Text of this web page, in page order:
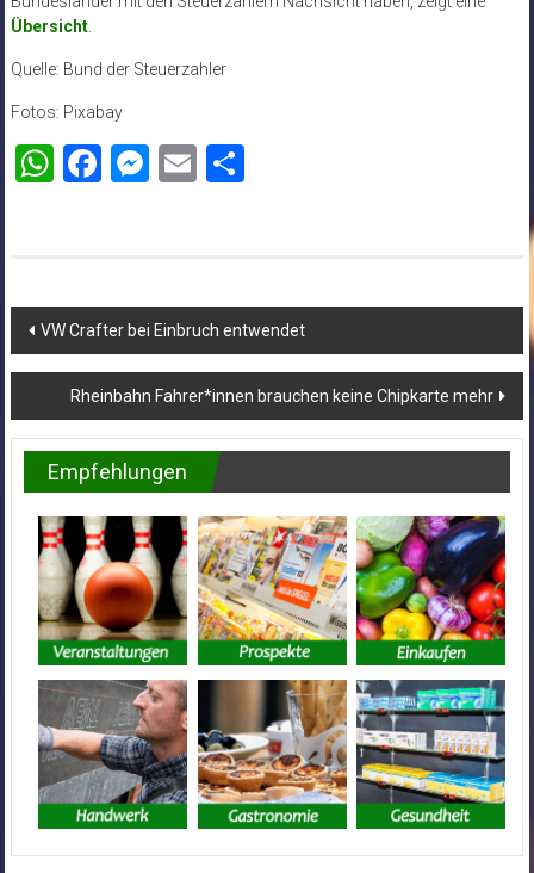
Übersicht.
Quelle: Bund der Steuerzahler
Fotos: Pixabay
WhatsApp
Facebook
Messenger
EmailTeilen
Beitragsnavigation
VW Crafter bei Einbruch entwendet
Rheinbahn Fahrer*innen brauchen keine Chipkarte mehr
Empfehlungen